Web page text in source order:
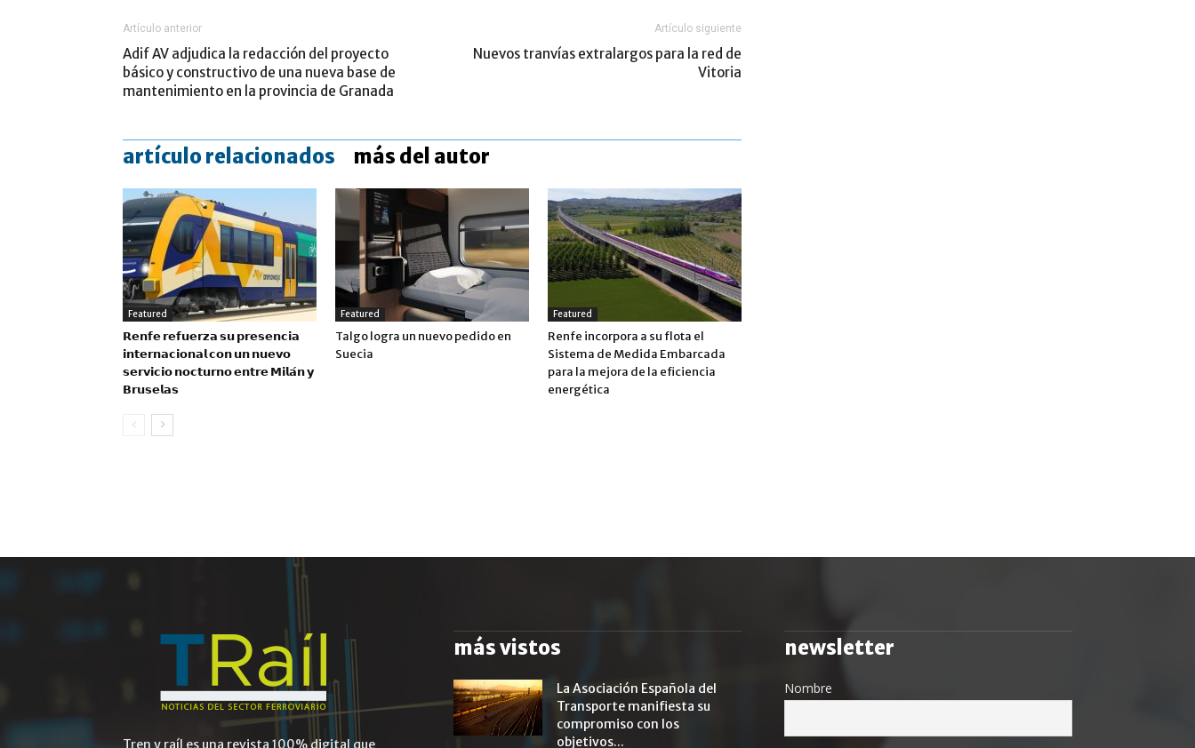
Artículo anterior
Adif AV adjudica la redacción del proyecto
básico y constructivo de una nueva base de
mantenimiento en la provincia de Granada
Artículo siguiente
Nuevos tranvías extralargos para la red de
Vitoria
artículo relacionados más del autor
Featured
𝗥𝗲𝗻𝗳𝗲 𝗿𝗲𝗳𝘂𝗲𝗿𝘇𝗮 𝘀𝘂 𝗽𝗿𝗲𝘀𝗲𝗻𝗰𝗶𝗮
𝗶𝗻𝘁𝗲𝗿𝗻𝗮𝗰𝗶𝗼𝗻𝗮𝗹 𝗰𝗼𝗻 𝘂𝗻 𝗻𝘂𝗲𝘃𝗼
𝘀𝗲𝗿𝘃𝗶𝗰𝗶𝗼 𝗻𝗼𝗰𝘁𝘂𝗿𝗻𝗼 𝗲𝗻𝘁𝗿𝗲 𝗠𝗶𝗹𝗮́𝗻 𝘆
𝗕𝗿𝘂𝘀𝗲𝗹𝗮𝘀
Featured
Talgo logra un nuevo pedido en
Suecia
Featured
Renfe incorpora a su flota el
Sistema de Medida Embarcada
para la mejora de la eficiencia
energética
Tren y raíl es una revista 100% digital que
más vistos
La Asociación Española del
Transporte manifiesta su
compromiso con los
objetivos...
newsletter
Nombre